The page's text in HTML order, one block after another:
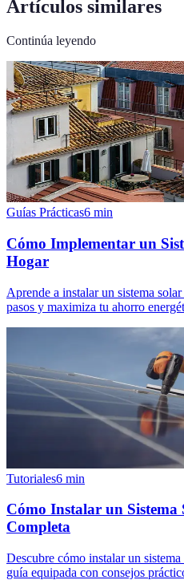
Artículos similares
Continúa leyendo
Guías Prácticas6 min
Cómo Implementar un
Hogar
Aprende a instalar un sistema
pasos y maximiza tu ahorro
Tutoriales6 min
Cómo Instalar un
Completa
Descubre cómo instalar un
guía equipada con consejos